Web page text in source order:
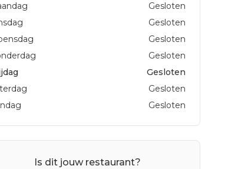
Gesloten
Gesloten
Gesloten
Gesloten
Gesloten
Gesloten
Gesloten
Is dit jouw restaurant?